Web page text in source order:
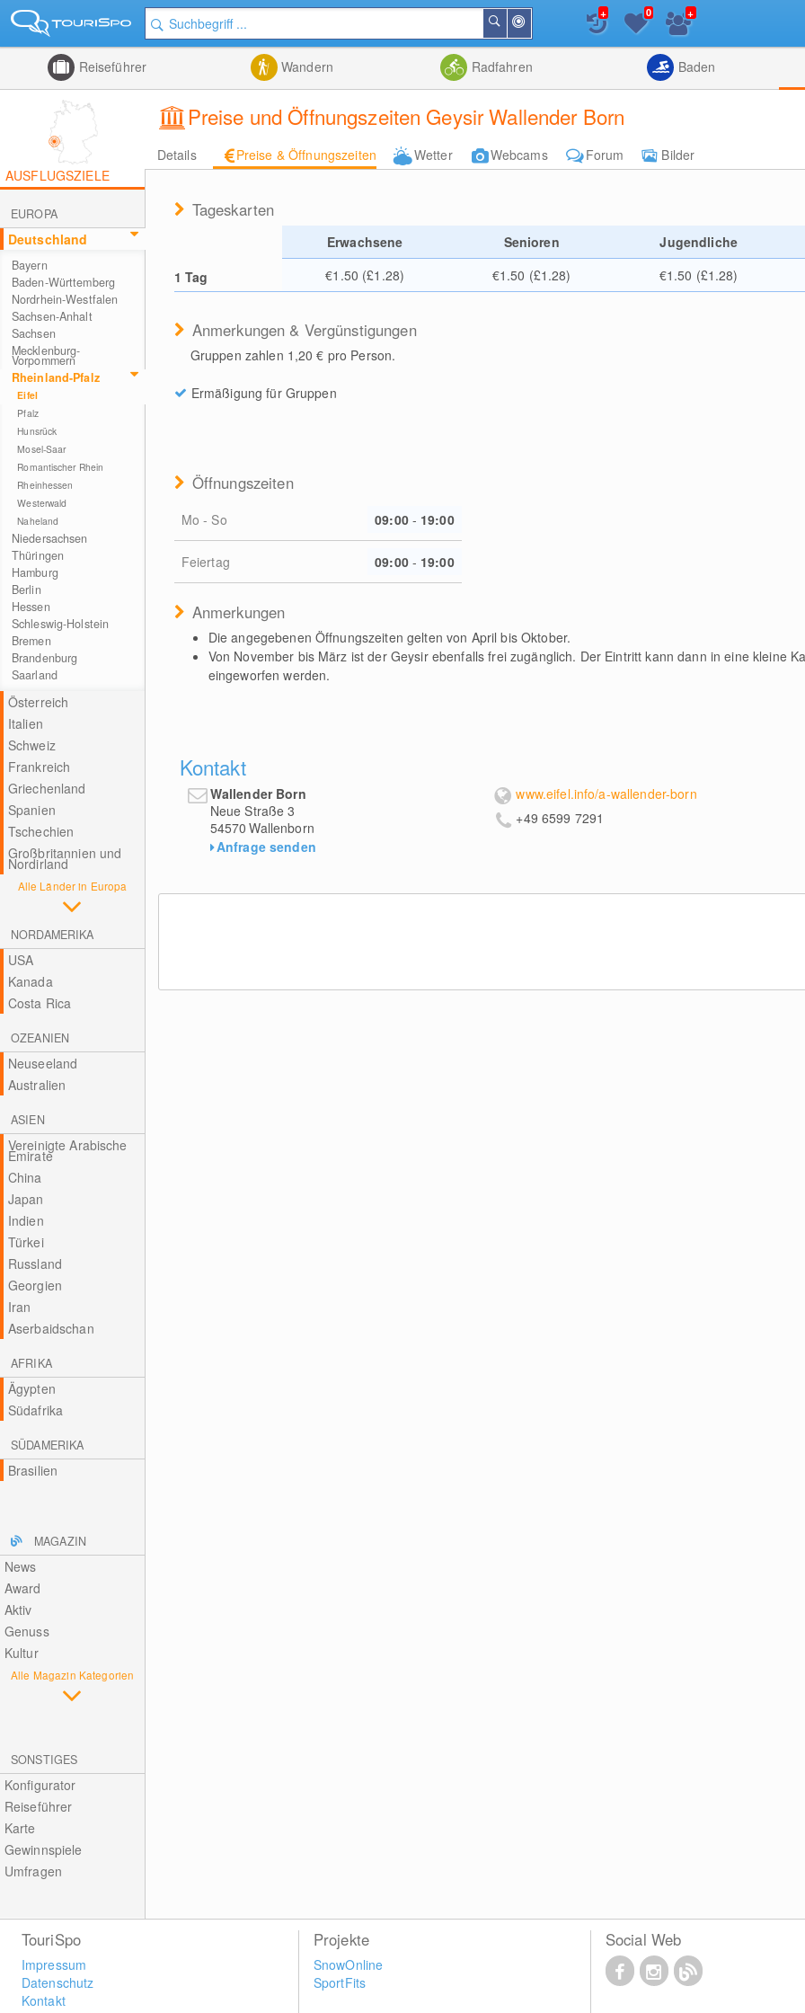
der
Suchen
Listenansicht
+ 0 +
Reiseführer Wandern Radfahren Baden
Preise und Öffnungszeiten Geysir Wallender Born
Details Preise & Öffnungszeiten Wetter Webcams Forum
Bilder
AUSFLUGSZIELE
EUROPA
Deutschland
Bayern
Baden-Württemberg
Nordrhein-Westfalen
Sachsen-Anhalt
Sachsen
Mecklenburg-
Vorpommern
Rheinland-Pfalz
Eifel
Pfalz
Hunsrück
Mosel-Saar
Romantischer Rhein
Rheinhessen
Westerwald
Naheland
Niedersachsen
Thüringen
Hamburg
Berlin
Hessen
Schleswig-Holstein
Bremen
Brandenburg
Saarland
Österreich
Italien
Schweiz
Frankreich
Griechenland
Spanien
Tschechien
Großbritannien und
Nordirland
Alle Länder in Europa
NORDAMERIKA
USA
Kanada
Costa Rica
OZEANIEN
Neuseeland
Australien
ASIEN
Vereinigte Arabische
Emirate
China
Japan
Indien
Türkei
Russland
Georgien
Iran
Aserbaidschan
AFRIKA
Ägypten
Südafrika
SÜDAMERIKA
Brasilien
MAGAZIN
News
Award
Aktiv
Genuss
Kultur
Alle Magazin Kategorien
SONSTIGES
Konfigurator
Reiseführer
Karte
Gewinnspiele
Umfragen
Tageskarten
Erwachsene Senioren Jugendliche
1 Tag
€1.50 (£1.28) €1.50 (£1.28) €1.50 (£1.28)
Anmerkungen & Vergünstigungen
Gruppen zahlen 1,20 € pro Person.
Ermäßigung für Gruppen
Öffnungszeiten
Mo - So 09:00 - 19:00
Feiertag 09:00 - 19:00
Anmerkungen
Die angegebenen Öffnungszeiten gelten von April bis Oktober.
Von November bis März ist der Geysir ebenfalls frei zugänglich. Der Eintritt kann dann in eine kleine
eingeworfen werden.
Kontakt
Wallender Born
Neue Straße 3
54570 Wallenborn
Anfrage senden
www.eifel.info/a-wallender-born
+49 6599 7291
TouriSpo
Impressum
Datenschutz
Kontakt
Projekte
SnowOnline
SportFits
Social Web